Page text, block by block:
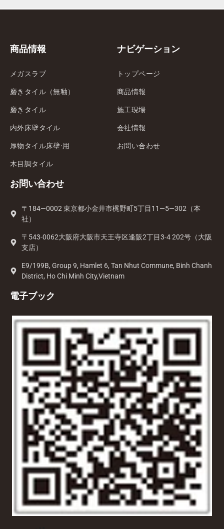
商品情報
メガスラブ
磨きタイル（無釉）
磨きタイル
内外床壁タイル
厚物タイル床壁·用
木目調タイル
ナビゲーション
トップページ
商品情報
施工現場
会社情報
お問い合わせ
お問い合わせ
〒184—0002 東京都小金井市梶野町5丁目11—5—302（本
社）
〒543-0062大阪府大阪市天王寺区逢阪2丁目3-4 202号（大阪
支店）
E9/199B, Group 9, Hamlet 6, Tan Nhut Commune, Binh Chanh
District, Ho Chi Minh City,Vietnam
電子ブック